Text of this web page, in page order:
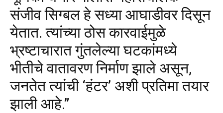
संजीव सिग्बल हे सध्या आघाडीवर दिसून
येतात. त्यांच्या ठोस कारवाईमुळे
भ्रष्टाचारात गुंतलेल्या घटकांमध्ये
भीतीचे वातावरण निर्माण झाले असून,
जनतेत त्यांची ‘हंटर’ अशी प्रतिमा तयार
झाली आहे.”